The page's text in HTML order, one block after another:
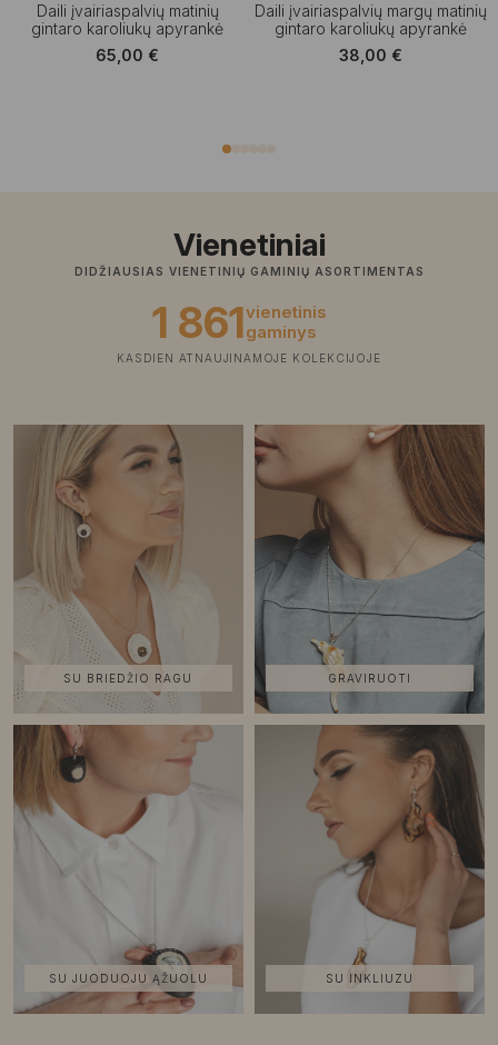
Daili įvairiaspalvių matinių
gintaro karoliukų apyrankė
65,00 €
Daili įvairiaspalvių margų matinių
gintaro karoliukų apyrankė
38,00 €
Vienetiniai
DIDŽIAUSIAS VIENETINIŲ GAMINIŲ ASORTIMENTAS
1 861vienetinis
gaminys
KASDIEN ATNAUJINAMOJE KOLEKCIJOJE
SU BRIEDŽIO RAGU GRAVIRUOTI
SU JUODUOJU ĄŽUOLU SU INKLIUZU